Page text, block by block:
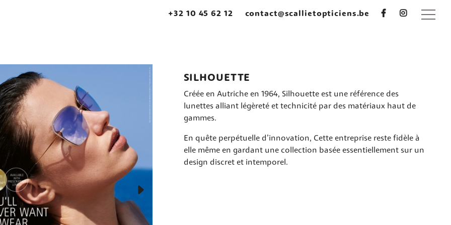
+32 10 45 62 12 contact@scallietopticiens.be
SILHOUETTE
Créée en Autriche en 1964, Silhouette est une référence des
lunettes alliant légèreté et technicité par des matériaux haut de
gammes.
En quête perpétuelle d’innovation, Cette entreprise reste fidèle à
elle même en gardant une collection basée essentiellement sur un
design discret et intemporel.